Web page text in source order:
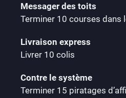
Messager des toits
Terminer 10 courses dans
Livraison express
Livrer 10 colis
Contre le système
Terminer 15 piratages